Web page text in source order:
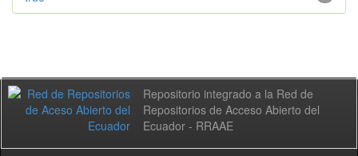
Repositorio integrado a la Red de
Repositorios de Acceso Abierto del
Ecuador - RRAAE